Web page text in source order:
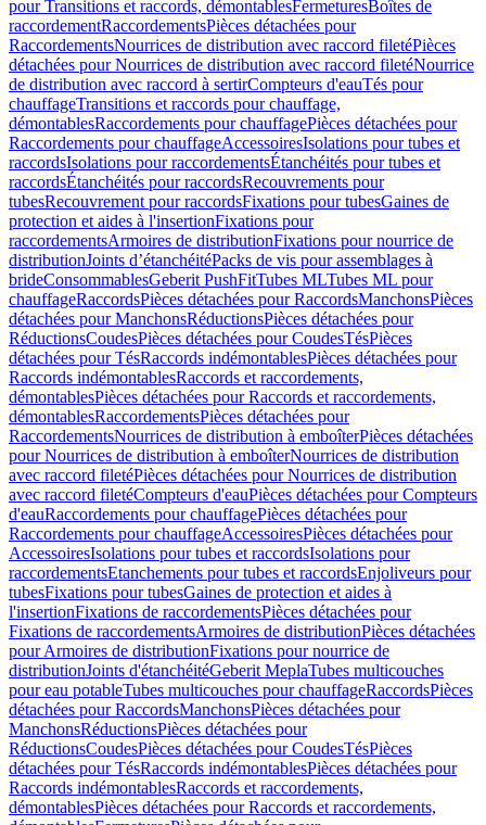
pour Transitions et raccords, démontablesFermeturesBoîtes de
raccordementRaccordementsPièces détachées pour
RaccordementsNourrices de distribution avec raccord filetéPièces
détachées pour Nourrices de distribution avec raccord filetéNourrice
de distribution avec raccord à sertirCompteurs d'eauTés pour
chauffageTransitions et raccords pour chauffage,
démontablesRaccordements pour chauffagePièces détachées pour
Raccordements pour chauffageAccessoiresIsolations pour tubes et
raccordsIsolations pour raccordementsÉtanchéités pour tubes et
raccordsÉtanchéités pour raccordsRecouvrements pour
tubesRecouvrement pour raccordsFixations pour tubesGaines de
protection et aides à l'insertionFixations pour
raccordementsArmoires de distributionFixations pour nourrice de
distributionJoints d’étanchéitéPacks de vis pour assemblages à
brideConsommablesGeberit PushFitTubes MLTubes ML pour
chauffageRaccordsPièces détachées pour RaccordsManchonsPièces
détachées pour ManchonsRéductionsPièces détachées pour
RéductionsCoudesPièces détachées pour CoudesTésPièces
détachées pour TésRaccords indémontablesPièces détachées pour
Raccords indémontablesRaccords et raccordements,
démontablesPièces détachées pour Raccords et raccordements,
démontablesRaccordementsPièces détachées pour
RaccordementsNourrices de distribution à emboîterPièces détachées
pour Nourrices de distribution à emboîterNourrices de distribution
avec raccord filetéPièces détachées pour Nourrices de distribution
avec raccord filetéCompteurs d'eauPièces détachées pour Compteurs
d'eauRaccordements pour chauffagePièces détachées pour
Raccordements pour chauffageAccessoiresPièces détachées pour
AccessoiresIsolations pour tubes et raccordsIsolations pour
raccordementsEtanchements pour tubes et raccordsEnjoliveurs pour
tubesFixations pour tubesGaines de protection et aides à
l'insertionFixations de raccordementsPièces détachées pour
Fixations de raccordementsArmoires de distributionPièces détachées
pour Armoires de distributionFixations pour nourrice de
distributionJoints d'étanchéitéGeberit MeplaTubes multicouches
pour eau potableTubes multicouches pour chauffageRaccordsPièces
détachées pour RaccordsManchonsPièces détachées pour
ManchonsRéductionsPièces détachées pour
RéductionsCoudesPièces détachées pour CoudesTésPièces
détachées pour TésRaccords indémontablesPièces détachées pour
Raccords indémontablesRaccords et raccordements,
démontablesPièces détachées pour Raccords et raccordements,